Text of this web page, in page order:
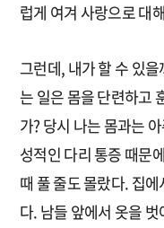
럽게 여겨 사랑으로 대
그런데, 내가 할 수 있
는 일은 몸을 단련하고
가? 당시 나는 몸과는
성적인 다리 통증 때문
때 풀 줄도 몰랐다. 집
다. 남들 앞에서 옷을